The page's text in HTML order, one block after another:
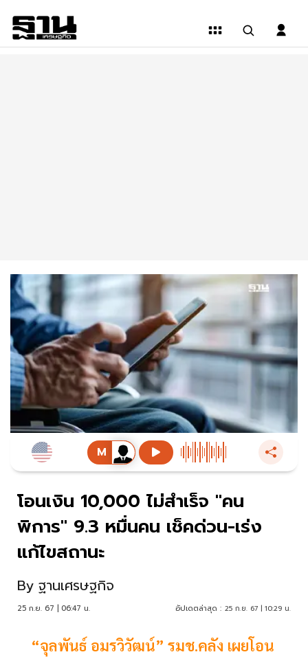
โอนเงิน 10,000 ไม่สำเร็จ "คน
พิการ" 9.3 หมื่นคน เช็คด่วน-เร่ง
แก้ไขสถานะ
By ฐานเศรษฐกิจ
25 ก.ย. 67 | 06:47 น. อัปเดตล่าสุด : 25 ก.ย. 67 | 10:29 น.
“จุลพันธ์ อมรวิวัฒน์” รมช.คลัง เผยโอน